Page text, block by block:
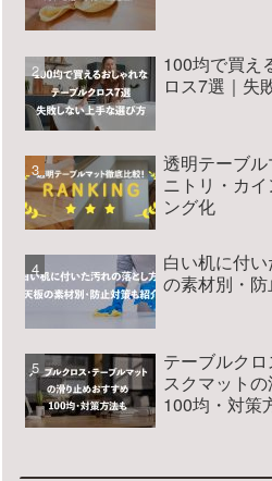
100均で買え
ロス7選｜失
透明テーブ
ニトリ・カ
ング化
白い机に付
の素材別・
テーブルク
スクマット
100均・対策